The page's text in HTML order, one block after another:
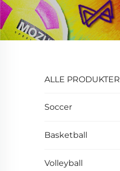
ALLE PRODUKTER
Soccer
Basketball
Volleyball